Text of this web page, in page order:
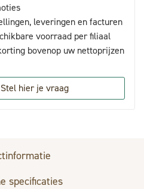
leveringen en facturen
voorraad per filiaal
bovenop uw nettoprijzen
hier je vraag
specificaties